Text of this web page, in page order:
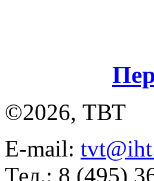
©2026, ТВТ
E-mail:
Тел.: 8 (495)